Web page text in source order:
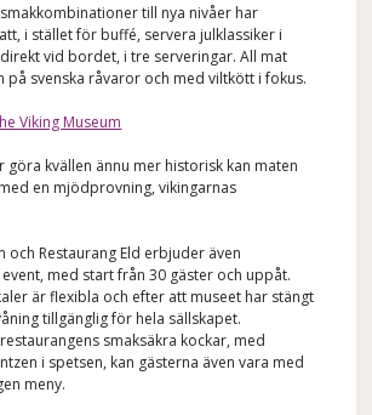
till nya nivåer har
i stället för buffé, servera julklassiker i
vid bordet, i tre serveringar. All mat
på svenska råvaror och med viltkött i fokus.
Viking Museum
göra kvällen ännu mer historisk kan maten
en mjödprovning, vikingarnas
och Restaurang Eld erbjuder även
med start från 30 gäster och uppåt.
är flexibla och efter att museet har stängt
tillgänglig för hela sällskapet.
smaksäkra kockar, med
i spetsen, kan gästerna även vara med
meny.